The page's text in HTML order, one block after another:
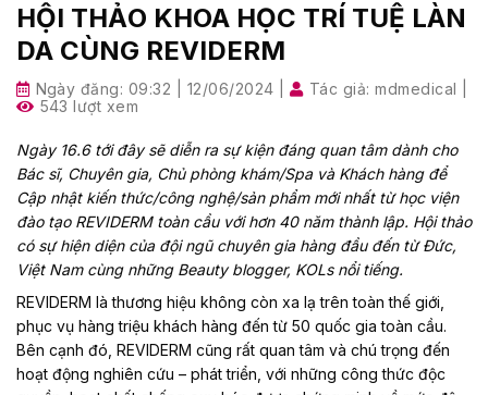
HỘI THẢO KHOA HỌC TRÍ TUỆ LÀN
DA CÙNG REVIDERM
Ngày đăng: 09:32 | 12/06/2024 | Tác giả:mdmedical
543 lượt xem
Ngày 16.6 tới đây sẽ diễn ra sự kiện đáng quan tâm dành cho
Bác sĩ, Chuyên gia, Chủ phòng khám/Spa và Khách hàng để
Cập nhật kiến thức/công nghệ/sản phẩm mới nhất từ học viện
đào tạo REVIDERM toàn cầu với hơn 40 năm thành lập. Hội thảo
có sự hiện diện của đội ngũ chuyên gia hàng đầu đến từ Đức,
Việt Nam cùng những Beauty blogger, KOLs nổi tiếng.
REVIDERM là thương hiệu không còn xa lạ trên toàn thế giới,
phục vụ hàng triệu khách hàng đến từ 50 quốc gia toàn cầu.
Bên cạnh đó, REVIDERM cũng rất quan tâm và chú trọng đến
hoạt động nghiên cứu – phát triển, với những công thức độc